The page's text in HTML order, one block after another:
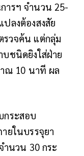
ารฯ จำนวน 25-
ลงต้องสงสัย
รวจค้น แต่กลุ่ม
บชนิดยิงใส่ฝ่าย
ณ 10 นาที ผล
กระสอบ
ยในบรรจุยา
นวน 30 กระ